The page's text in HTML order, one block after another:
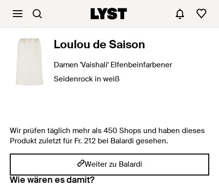
Loulou de Saison
Damen 'Vaishali' Elfenbeinfarbener
Seidenrock in weiß
Wir prüfen täglich mehr als 450 Shops und haben dieses
Produkt zuletzt für Fr. 212 bei Balardi gesehen.
Weiter zu Balardi
Wie wären es damit?